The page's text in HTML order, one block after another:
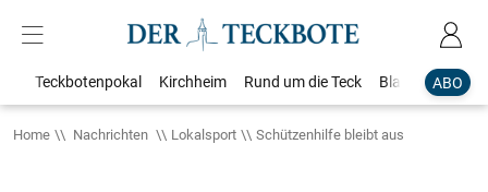
ABO
Teckbotenpokal Kirchheim Rund um die Teck Blaulicht
Home Nachrichten Lokalsport Schützenhilfe bleibt aus